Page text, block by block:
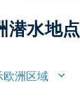
潜水地点
欧洲区域